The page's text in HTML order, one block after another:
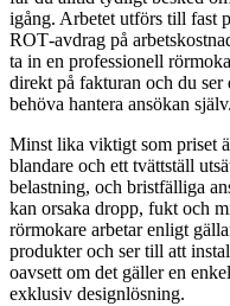
igång. Arbetet utförs till fast
ROT‑avdrag på
ta in en professionell
direkt på fakturan och du
behöva hantera ansökan själv.
Minst lika viktigt som priset
blandare och ett tvättställ
belastning, och bristfälliga
kan orsaka dropp, fukt och
rörmokare arbetar enligt
produkter och ser till att
oavsett om det gäller en
exklusiv designlösning.